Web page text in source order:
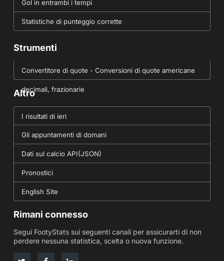
Gol in entrambi i tempi
Statistiche di punteggio corrette
Strumenti
Convertitore di quote - Conversioni di quote americane
decimali, frazionarie
Altro
I risultati di ieri
Gli appuntamenti di domani
Dati sul calcio API(JSON)
Pronostici
English Site
Rimani connesso
Segui FootyStats sui seguenti canali per assicurarti di non
perdere nessuna statistica, scelta o nuova funzione.